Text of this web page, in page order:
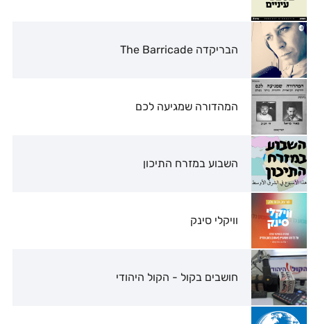
הבריקדה The Barricade
המהדורה שמגיעה לכם
השבוע במזרח התיכון
וויקלי סינק
חושבים בקול - הקול היהודי